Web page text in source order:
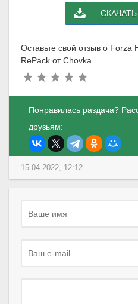
Оставьте свой отзыв о Forza
RePack от Chovka
Понравилась раздача?
друзьям:
15-04-2022, 12:12